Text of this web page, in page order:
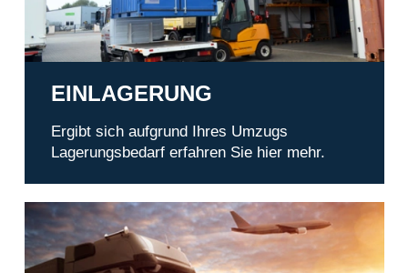
EINLAGERUNG
Ergibt sich aufgrund Ihres Umzugs
Lagerungsbedarf erfahren Sie hier mehr.
Transporte